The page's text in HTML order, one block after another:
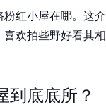
粉红小屋在哪。
欢拍些野好看其
到底底所？